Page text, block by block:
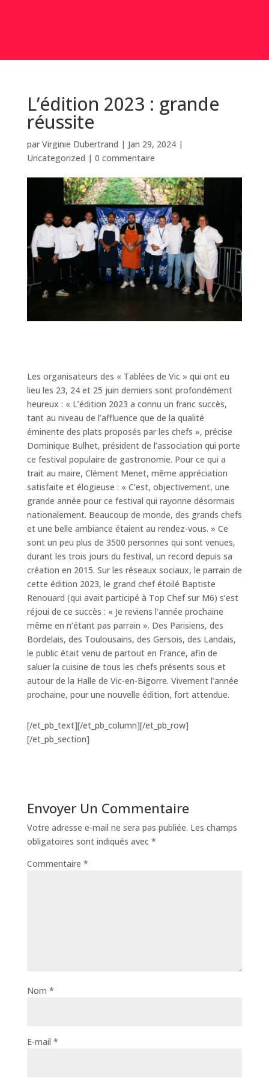
L’édition 2023 : grande
réussite
par Virginie Dubertrand | Jan 29, 2024|
Uncategorized | 0 commentaire
Les organisateurs des « Tablées de Vic » qui ont eu
lieu les 23, 24 et 25 juin derniers sont profondément
heureux : « L’édition 2023 a connu un franc succès,
tant au niveau de l’affluence que de la qualité
éminente des plats proposés par les chefs », précise
Dominique Bulhet, président de l’association qui porte
ce festival populaire de gastronomie. Pour ce qui a
trait au maire, Clément Menet, même appréciation
satisfaite et élogieuse : « C’est, objectivement, une
grande année pour ce festival qui rayonne désormais
nationalement. Beaucoup de monde, des grands chefs
et une belle ambiance étaient au rendez-vous. » Ce
sont un peu plus de 3500 personnes qui sont venues,
durant les trois jours du festival, un record depuis sa
création en 2015. Sur les réseaux sociaux, le parrain de
cette édition 2023, le grand chef étoilé Baptiste
Renouard (qui avait participé à Top Chef sur M6) s’est
réjoui de ce succès : « Je reviens l’année prochaine
même en n’étant pas parrain ». Des Parisiens, des
Bordelais, des Toulousains, des Gersois, des Landais,
le public était venu de partout en France, afin de
saluer la cuisine de tous les chefs présents sous et
autour de la Halle de Vic-en-Bigorre. Vivement l’année
prochaine, pour une nouvelle édition, fort attendue.
[/et_pb_text][/et_pb_column][/et_pb_row]
[/et_pb_section]
Envoyer Un Commentaire
Votre adresse e-mail ne sera pas publiée. Les champs
obligatoires sont indiqués avec *
Commentaire *
Nom *
E-mail *